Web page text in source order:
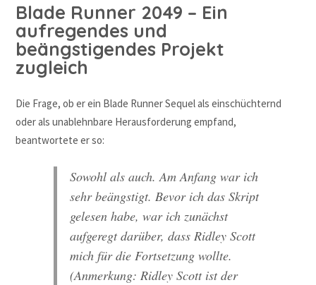
Blade Runner 2049 – Ein
aufregendes und
beängstigendes Projekt
zugleich
Die Frage, ob er ein Blade Runner Sequel als einschüchternd
oder als unablehnbare Herausforderung empfand,
beantwortete er so:
Sowohl als auch. Am Anfang war ich
sehr beängstigt. Bevor ich das Skript
gelesen habe, war ich zunächst
aufgeregt darüber, dass Ridley Scott
mich für die Fortsetzung wollte.
(Anmerkung: Ridley Scott ist der